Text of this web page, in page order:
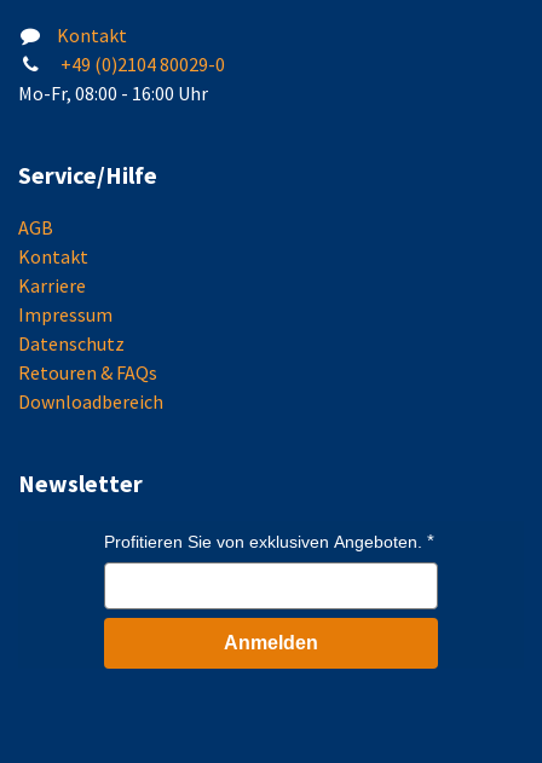
Kontakt
+49 (0)2104 80029-0
Mo-Fr, 08:00 - 16:00 Uhr
Service/Hilfe
AGB
Kontakt
Karriere
Impressum
Datenschutz
Retouren & FAQs
Downloadbereich
Newsletter
Profitieren Sie von exklusiven Angeboten.
Anmelden